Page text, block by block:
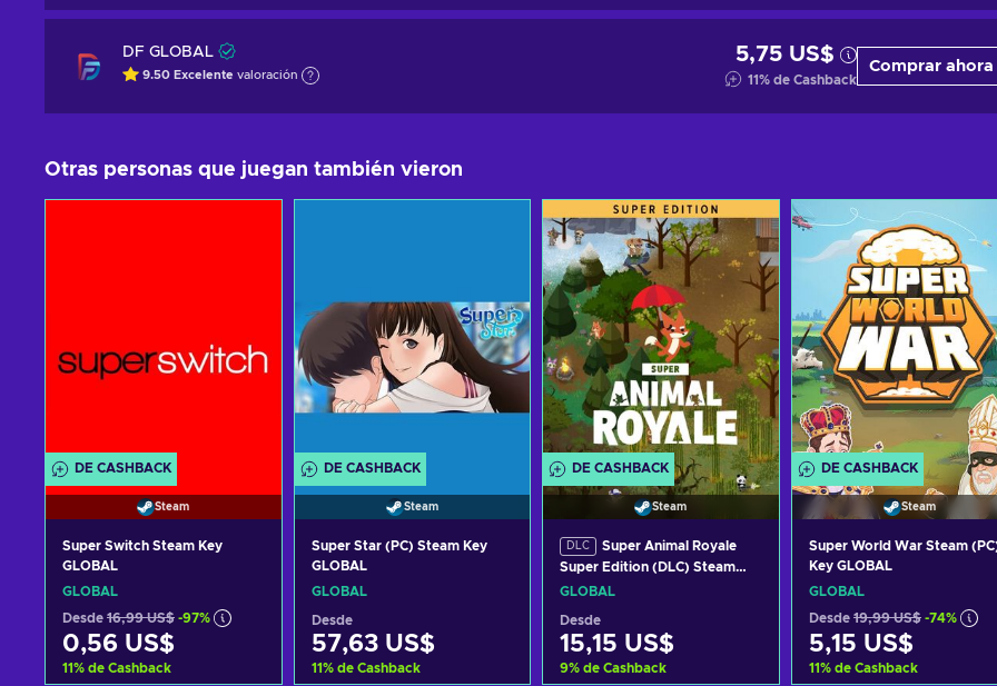
DF GLOBAL
9.50 Excelente valoración
5,75 US$
11% de Cashback
Comprar ahora
Otras personas que juegan también vieron
DE CASHBACK
Steam
Super Switch Steam Key
GLOBAL
GLOBAL
Desde 16,99 US$ -97%
0,56 US$
11% de Cashback
DE CASHBACK
Steam
Super Star (PC) Steam Key
GLOBAL
GLOBAL
Desde
57,63 US$
11% de Cashback
DE CASHBACK
Steam
DLC
Super Animal Royale
Super Edition (DLC) Steam
Key GLOBAL
GLOBAL
Desde
15,15 US$
9% de Cashback
DE CASHBACK
Steam
Super World War Steam
Key GLOBAL
GLOBAL
Desde 19,99 US$ -74%
5,15 US$
11% de Cashback